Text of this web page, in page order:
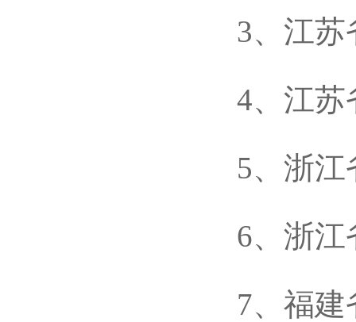
3、江苏
4、江苏
5、浙江
6、浙江
7、福建